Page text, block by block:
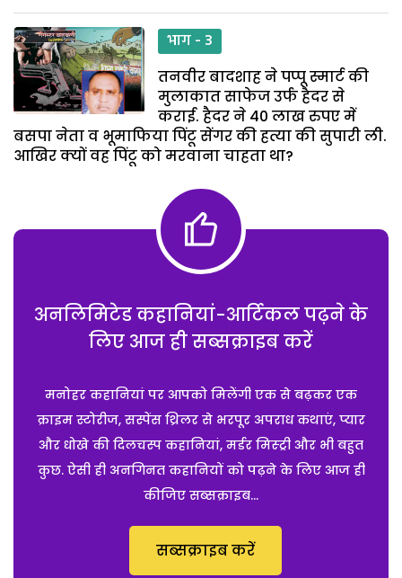
भाग - 3
तनवीर बादशाह ने पप्पू स्मार्ट की
मुलाकात साफेज उर्फ हैदर से
कराई. हैदर ने 40 लाख रुपए में
बसपा नेता व भूमाफिया पिंटू सेंगर की हत्या की सुपारी ली.
आखिर क्यों वह पिंटू को मरवाना चाहता था?
अनलिमिटेड कहानियां-आर्टिकल पढ़ने के
लिए आज ही सब्सक्राइब करें
मनोहर कहानियां पर आपको मिलेंगी एक से बढ़कर एक
क्राइम स्टोरीज, सस्पेंस थ्रिलर से भरपूर अपराध कथाएं, प्यार
और धोखे की दिलचस्प कहानियां, मर्डर मिस्ट्री और भी बहुत
कुछ. ऐसी ही अनगिनत कहानियों को पढ़ने के लिए आज ही
कीजिए सब्सक्राइब...
सब्सक्राइब करें